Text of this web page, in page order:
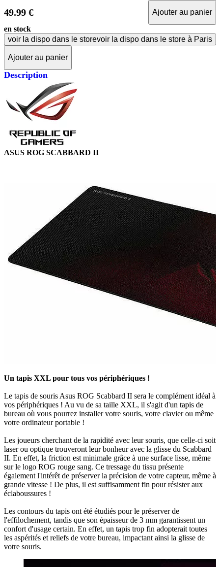
49.99 €
Ajouter au panier
en stock
voir la dispo dans le storevoir la dispo dans le store à Paris
Ajouter au panier
Description
ASUS ROG SCABBARD II
Un tapis XXL pour tous vos périphériques !
Le tapis de souris Asus ROG Scabbard II sera le complément idéal à
vos périphériques ! Au vu de sa taille XXL, il s'agit d'un tapis de
bureau où vous pourrez installer votre souris, votre clavier ou même
votre ordinateur portable !
Les joueurs cherchant de la rapidité avec leur souris, que celle-ci soit
laser ou optique trouveront leur bonheur avec la glisse du Scabbard
II. En effet, la friction est minimale grâce à une surface lisse, même
sur le logo ROG rouge sang. Ce tressage du tissu présente
également l'intérêt de préserver la précision de votre capteur, même à
grande vitesse ! De plus, il est suffisamment fin pour résister aux
éclaboussures !
Les contours du tapis ont été étudiés pour le préserver de
l'effilochement, tandis que son épaisseur de 3 mm garantissent un
confort d'usage certain. En effet, un tapis trop fin adopterait toutes
les aspérités et reliefs de votre bureau, impactant ainsi la glisse de
votre souris.